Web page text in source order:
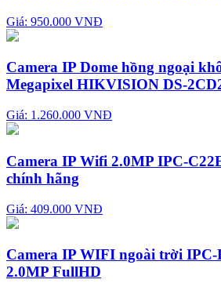
Giá: 950.000 VNĐ
Camera IP Dome hồng ngoại
Megapixel HIKVISION DS-
Giá: 1.260.000 VNĐ
Camera IP Wifi 2.0MP IPC-
chính hãng
Giá: 409.000 VNĐ
Camera IP WIFI ngoài trời
2.0MP FullHD